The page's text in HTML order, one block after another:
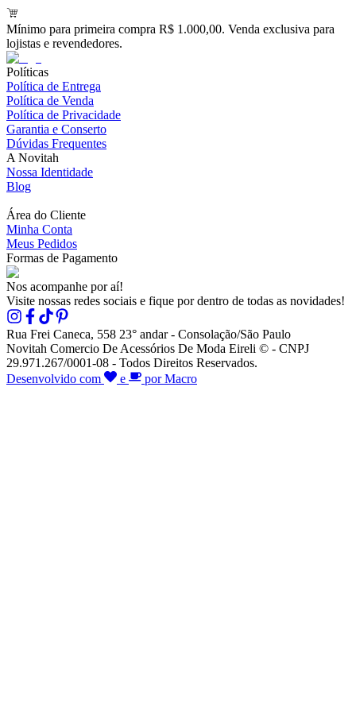
Mínimo para primeira compra R$ 1.000,00. Venda exclusiva para
lojistas e revendedores.
Políticas
Política de Entrega
Política de Venda
Política de Privacidade
Garantia e Conserto
Dúvidas Frequentes
A Novitah
Nossa Identidade
Blog
Área do Cliente
Minha Conta
Meus Pedidos
Formas de Pagamento
Nos acompanhe por aí!
Visite nossas redes sociais e fique por dentro de todas as novidades!
Rua Frei Caneca, 558 23° andar - Consolação/São Paulo
Novitah Comercio De Acessórios De Moda Eireli © - CNPJ
29.971.267/0001-08 - Todos Direitos Reservados.
Desenvolvido com
e por Macro